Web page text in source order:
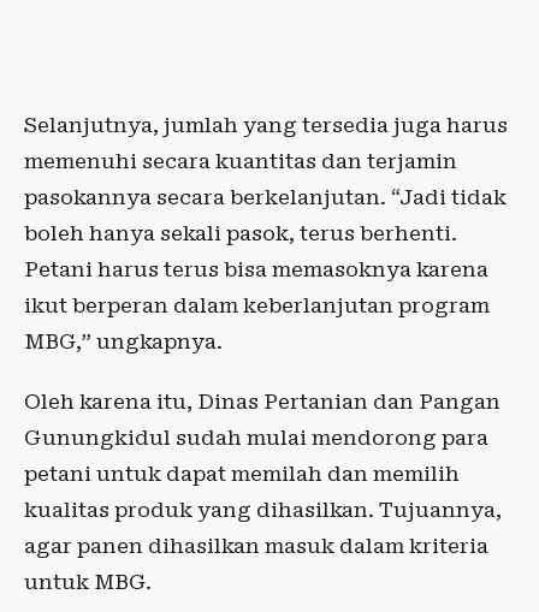
Selanjutnya, jumlah yang tersedia juga harus
memenuhi secara kuantitas dan terjamin
pasokannya secara berkelanjutan. “Jadi tidak
boleh hanya sekali pasok, terus berhenti.
Petani harus terus bisa memasoknya karena
ikut berperan dalam keberlanjutan program
MBG,” ungkapnya.
Oleh karena itu, Dinas Pertanian dan Pangan
Gunungkidul sudah mulai mendorong para
petani untuk dapat memilah dan memilih
kualitas produk yang dihasilkan. Tujuannya,
agar panen dihasilkan masuk dalam kriteria
untuk MBG.